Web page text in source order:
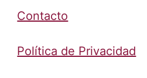
Contacto
Política de Privacidad